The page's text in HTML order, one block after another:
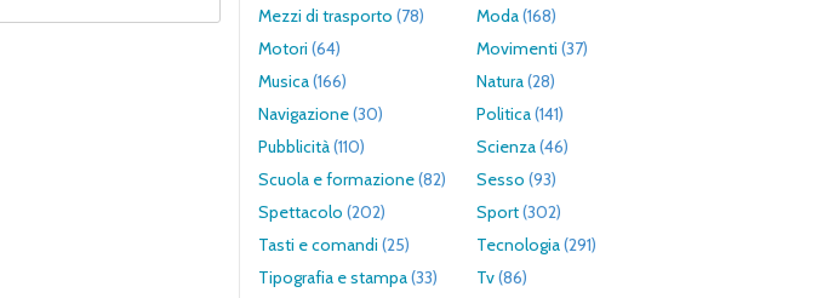
Mezzi di trasporto (78) Moda(168)
Motori (64) Movimenti (37)
Musica(166) Natura(28)
Navigazione(30) Politica(141)
Pubblicità(110) Scienza(46)
Scuola e formazione(82) Sesso (93)
Spettacolo (202) Sport(302)
Tasti e comandi (25) Tecnologia(291)
Tipografia e stampa(33) Tv(86)